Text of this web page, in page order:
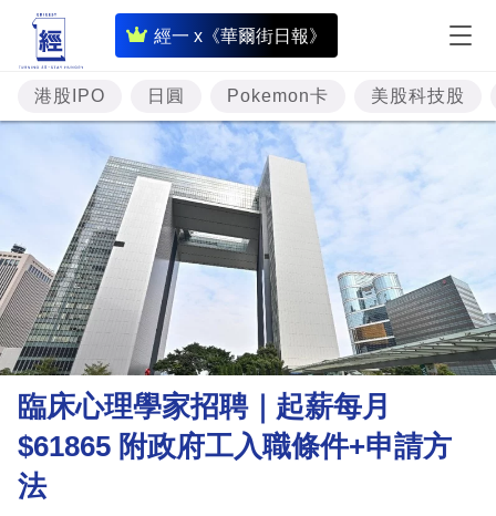
經一 x《華爾街日報》
即
時
財
經
專
資
樓
市
理
財
商
港股IPO 日圓 Pokemon卡 美股科技股
臨床心理學家招聘｜起薪每月
$61865 附政府工入職條件+申請方
法